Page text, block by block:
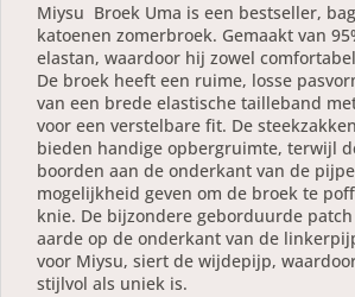
Miysu Broek Uma is een bestseller,
katoenen zomerbroek. Gemaakt van
elastan, waardoor hij zowel
De broek heeft een ruime, losse
van een brede elastische tailleband
voor een verstelbare fit. De
bieden handige opbergruimte, terwijl
boorden aan de onderkant van de
mogelijkheid geven om de broek te
knie. De bijzondere geborduurde
aarde op de onderkant van de
voor Miysu, siert de wijdepijp,
stijlvol als uniek is.